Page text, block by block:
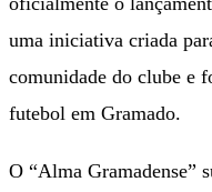
uma iniciativa criada
comunidade do clube e
futebol em Gramado.
O “Alma Gramadense”